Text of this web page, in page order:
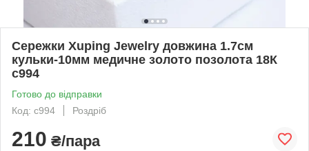
Сережки Xuping Jewelry довжина 1.7см
кульки-10мм медичне золото позолота 18К
с994
Готово до відправки
Код: с994
Роздріб
210 ₴/пара